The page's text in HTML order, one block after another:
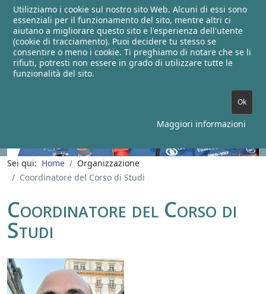
Corso di Studi in Ingegneria
Elettronica
Sei qui: Home
Organizzazione
Coordinatore del Corso di Studi
Coordinatore del Corso di
Studi
Utilizziamo i cookie sul nostro sito Web. Alcuni di essi sono
essenziali per il funzionamento del sito, mentre altri ci
aiutano a migliorare questo sito e l'esperienza dell'utente
(cookie di tracciamento). Puoi decidere tu stesso se
consentire o meno i cookie. Ti preghiamo di notare che se li
rifiuti, potresti non essere in grado di utilizzare tutte le
funzionalità del sito.
Ok
Maggiori informazioni